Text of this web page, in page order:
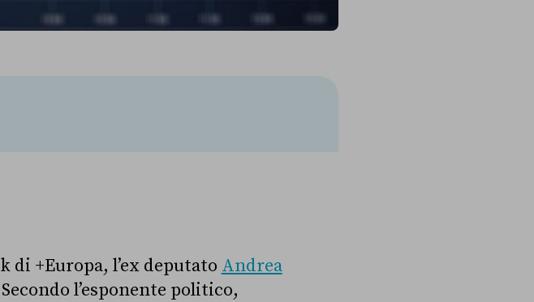
di +Europa, l’ex deputato Andrea
l’esponente politico,